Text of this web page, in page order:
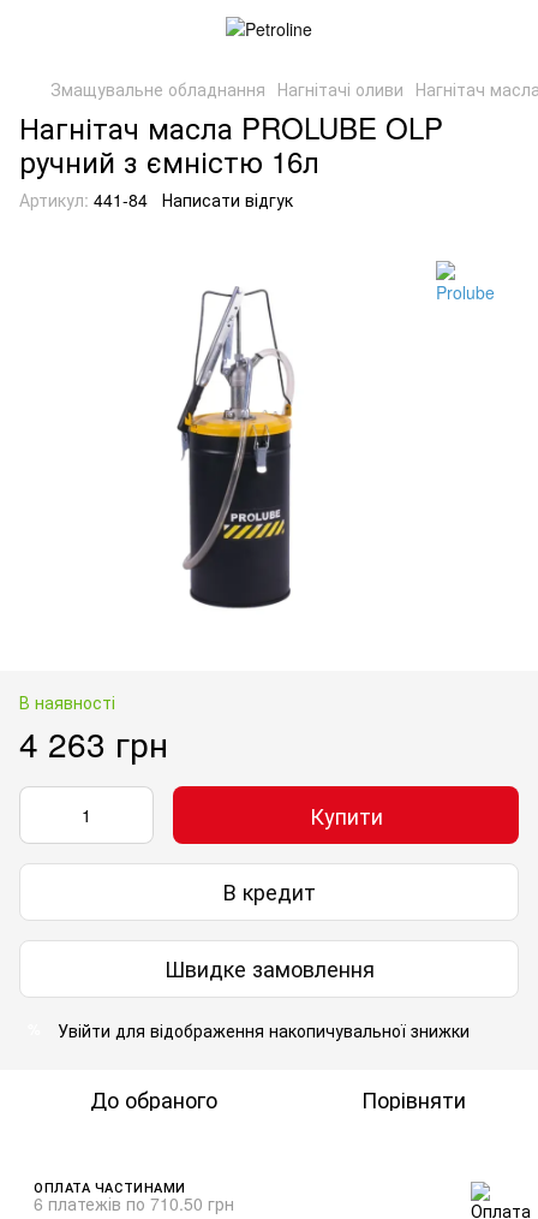
Змащувальне обладнання Нагнітачі оливи Нагнітач
Нагнітач масла PROLUBE OLP
ручний з ємністю 16л
Артикул: 441-84 Написати відгук
В наявності
4 263 грн
Купити
В кредит
Швидке замовлення
Увійти для відображення накопичувальної знижки
До обраного Порівняти
ОПЛАТА ЧАСТИНАМИ
6 платежів по 710.50 грн